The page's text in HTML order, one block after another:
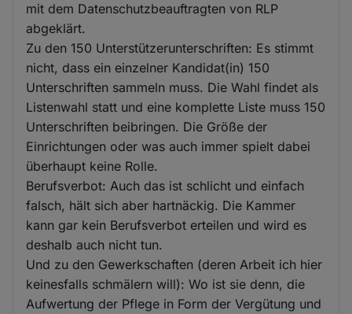
mit dem Datenschutzbeauftragten von RLP
abgeklärt.
Zu den 150 Unterstützerunterschriften: Es stimmt
nicht, dass ein einzelner Kandidat(in) 150
Unterschriften sammeln muss. Die Wahl findet als
Listenwahl statt und eine komplette Liste muss 150
Unterschriften beibringen. Die Größe der
Einrichtungen oder was auch immer spielt dabei
überhaupt keine Rolle.
Berufsverbot: Auch das ist schlicht und einfach
falsch, hält sich aber hartnäckig. Die Kammer
kann gar kein Berufsverbot erteilen und wird es
deshalb auch nicht tun.
Und zu den Gewerkschaften (deren Arbeit ich hier
keinesfalls schmälern will): Wo ist sie denn, die
Aufwertung der Pflege in Form der Vergütung und